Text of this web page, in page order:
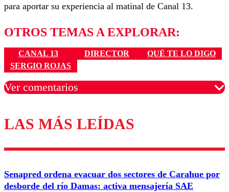
para aportar su experiencia al matinal de Canal 13.
OTROS TEMAS A EXPLORAR:
CANAL 13 DIRECTOR
QUÉ TE LO DIGO
SERGIO ROJAS
Ver comentarios
Los comentarios son moderados para garantizar un
diálogo respetuoso.
Nombre
Correo
LAS MÁS LEÍDAS
Senapred ordena evacuar dos sectores de Carahue por
desborde del río Damas: activa mensajería SAE